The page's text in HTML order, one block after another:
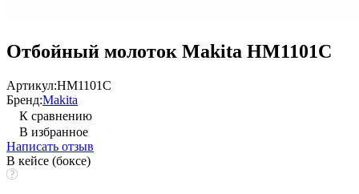
Отбойный молоток Makita HM1101C
Артикул:HM1101C
Бренд:Makita
К сравнению
В избранное
Написать отзыв
В кейсе (боксе)